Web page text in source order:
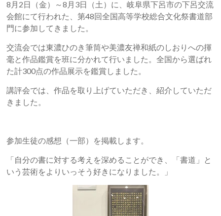
8 月 2日（金）～8 月 3日（土）に、岐阜県下呂市の下呂交流
会館にて行われた、第48回全国高等学校総合文化祭書道部
門に参加してきました。
交流会では東濃ひのき筆筒や美濃友禅和紙のしおりへの揮
毫と作品鑑賞を班に分かれて行いました。全国から選ばれ
た計300点の作品展示を鑑賞しました。
講評会では、作品を取り上げていただき、紹介していただ
きました。
参加生徒の感想（一部）を掲載します。
「自分の書に対する考えを深めることができ、「書道」と
いう芸術をよりいっそう好きになりました。」